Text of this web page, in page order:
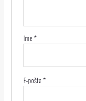
Ime*
E-pošta*